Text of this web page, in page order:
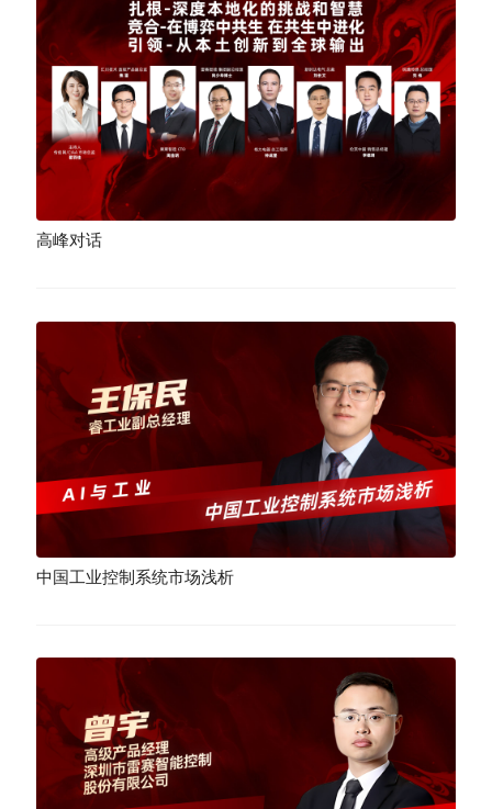
高峰对话
中国工业控制系统市场浅析